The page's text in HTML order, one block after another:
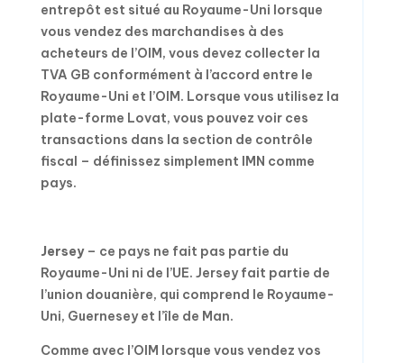
entrepôt est situé au Royaume-Uni lorsque
vous vendez des marchandises à des
acheteurs de l’OIM, vous devez collecter la
TVA GB conformément à l’accord entre le
Royaume-Uni et l’OIM. Lorsque vous utilisez la
plate-forme Lovat, vous pouvez voir ces
transactions dans la section de contrôle
fiscal – définissez simplement IMN comme
pays.
Jersey– ce pays ne fait pas partie du
Royaume-Uni ni de l’UE. Jersey fait partie de
l’union douanière, qui comprend le Royaume-
Uni, Guernesey et l’île de Man.
Comme avec l’OIM lorsque vous vendez vos